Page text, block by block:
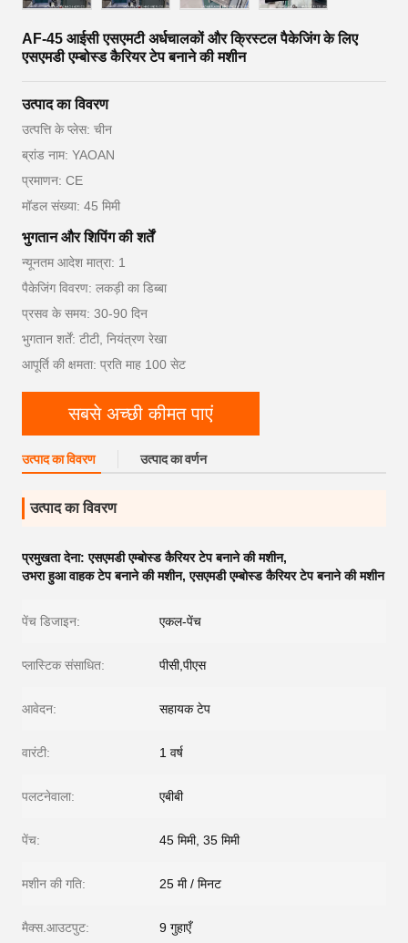
AF-45 आईसी एसएमटी अर्धचालकों और क्रिस्टल पैकेजिंग के लिए
एसएमडी एम्बोस्ड कैरियर टेप बनाने की मशीन
उत्पाद का विवरण
उत्पत्ति के प्लेस: चीन
ब्रांड नाम: YAOAN
प्रमाणन: CE
मॉडल संख्या: 45 मिमी
भुगतान और शिपिंग की शर्तें
न्यूनतम आदेश मात्रा: 1
पैकेजिंग विवरण: लकड़ी का डिब्बा
प्रसव के समय: 30-90 दिन
भुगतान शर्तें: टीटी, नियंत्रण रेखा
आपूर्ति की क्षमता: प्रति माह 100 सेट
सबसे अच्छी कीमत पाएं
उत्पाद का विवरण उत्पाद का वर्णन
उत्पाद का विवरण
प्रमुखता देना:एसएमडी एम्बोस्ड कैरियर टेप बनाने की मशीन,
उभरा हुआ वाहक टेप बनाने की मशीन,एसएमडी एम्बोस्ड कैरियर टेप बनाने की मशीन
पेंच डिजाइन: एकल-पेंच
प्लास्टिक संसाधित: पीसी,पीएस
आवेदन: सहायक टेप
वारंटी: 1 वर्ष
पलटनेवाला: एबीबी
पेंच: 45 मिमी, 35 मिमी
मशीन की गति: 25 मी / मिनट
मैक्स.आउटपुट: 9 गुहाएँ